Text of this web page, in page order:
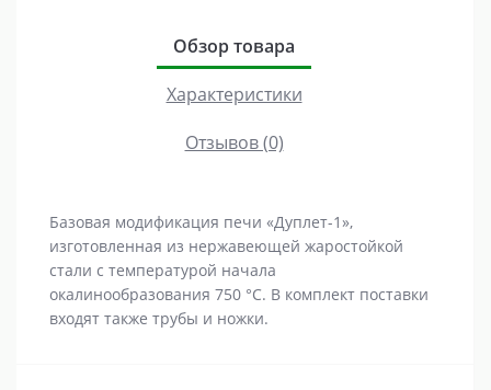
Обзор товара
Характеристики
Отзывов (0)
Базовая модификация печи «Дуплет-1»,
изготовленная из нержавеющей жаростойкой
стали с температурой начала
окалинообразования 750 °С. В комплект поставки
входят также трубы и ножки.